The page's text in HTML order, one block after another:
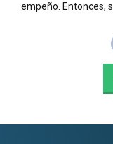
empeño. Entonces,